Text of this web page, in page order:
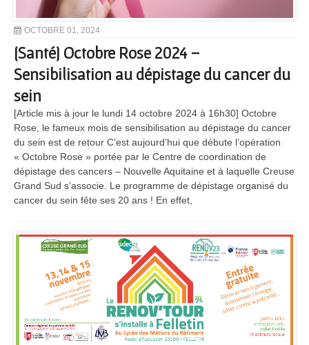
OCTOBRE 01, 2024
[Santé] Octobre Rose 2024 –
Sensibilisation au dépistage du cancer du
sein
[Article mis à jour le lundi 14 octobre 2024 à 16h30] Octobre
Rose, le fameux mois de sensibilisation au dépistage du cancer
du sein est de retour C’est aujourd’hui que débute l’opération
« Octobre Rose » portée par le Centre de coordination de
dépistage des cancers – Nouvelle Aquitaine et à laquelle Creuse
Grand Sud s’associe. Le programme de dépistage organisé du
cancer du sein fête ses 20 ans ! En effet,